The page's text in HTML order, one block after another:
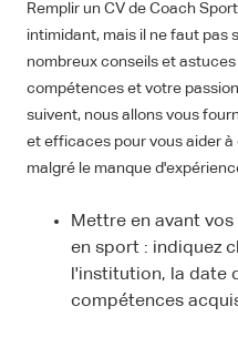
Remplir un CV de Coach
intimidant, mais il ne faut pas
nombreux conseils et
compétences et votre
suivent, nous allons vous
et efficaces pour vous aider
malgré le manque
Mettre en avant
en sport : indiquez
l'institution, la date
compétences